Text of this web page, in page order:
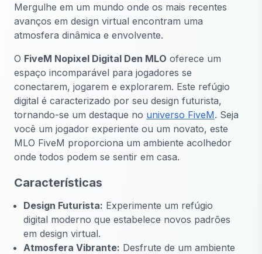
Mergulhe em um mundo onde os mais recentes
avanços em design virtual encontram uma
atmosfera dinâmica e envolvente.
O FiveM Nopixel Digital Den MLO oferece um
espaço incomparável para jogadores se
conectarem, jogarem e explorarem. Este refúgio
digital é caracterizado por seu design futurista,
tornando-se um destaque no universo FiveM. Seja
você um jogador experiente ou um novato, este
MLO FiveM proporciona um ambiente acolhedor
onde todos podem se sentir em casa.
Características
Design Futurista: Experimente um refúgio
digital moderno que estabelece novos padrões
em design virtual.
Atmosfera Vibrante: Desfrute de um ambiente